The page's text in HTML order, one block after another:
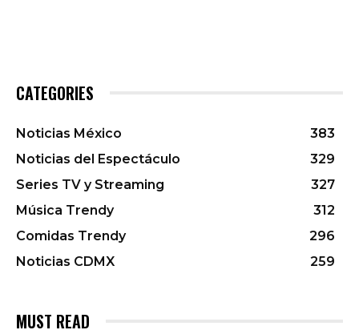
CATEGORIES
Noticias México
383
Noticias del Espectáculo
329
Series TV y Streaming
327
Música Trendy
312
Comidas Trendy
296
Noticias CDMX
259
MUST READ